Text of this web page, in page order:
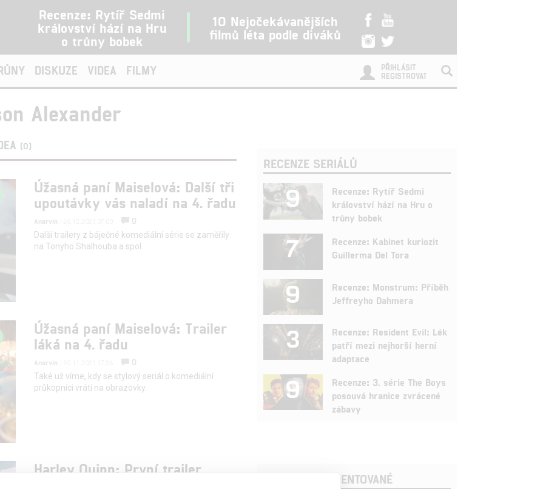
Recenze: Rytíř Sedmi
království hází na Hru
o trůny bobek
10 Nejočekávanějších
filmů léta podle diváků
DISKUZE VIDEA FILMY
PŘIHLÁSIT
REGISTROVAT
Alexander
(0)
Úžasná paní Maiselová: Další tři
upoutávky vás naladí na 4. řadu
Anarvin
0
Další trailery z báječné komediální série se zaměřily
na Tonyho Shalhouba a spol.
Úžasná paní Maiselová: Trailer
láká na 4. řadu
Anarvin
0
Také už víme, kdy se stylový seriál o komediální
průkopnici vrátí na obrazovky.
Harley Quinn: První trailer
RECENZE SERIÁLŮ
9
Recenze: Rytíř Sedmi
království hází na Hru o
trůny bobek
7
Recenze: Kabinet kuriozit
Guillerma Del Tora
9
Recenze: Monstrum: Příběh
Jeffreyho Dahmera
3
Recenze: Resident Evil: Lék
patří mezi nejhorší herní
adaptace
9
Recenze: 3. série The Boys
posouvá hranice zvrácené
zábavy
POSLEDNÍ KOMENTOVANÉ